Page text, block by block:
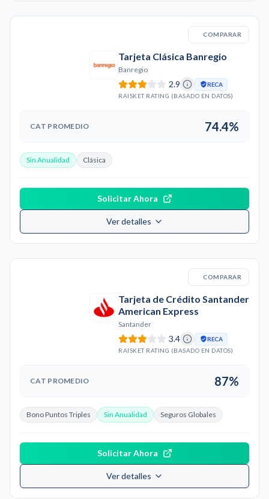
COMPARAR
Tarjeta Clásica Banregio
Banregio
2.9
RECA
RAISKET RATING (BASADO EN DATOS)
CAT PROMEDIO 74.4%
Sin Anualidad Clásica
Solicitar Ahora
Ver detalles
COMPARAR
Tarjeta de Crédito Santander
American Express
Santander
3.4
RECA
RAISKET RATING (BASADO EN DATOS)
CAT PROMEDIO 87%
Bono Puntos Triples Sin Anualidad Seguros Globales
Solicitar Ahora
Ver detalles